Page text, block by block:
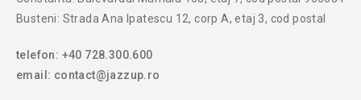
Busteni: Strada Ana Ipatescu 12, corp A, etaj 3, cod postal
telefon: +40 728.300.600
email: contact@jazzup.ro